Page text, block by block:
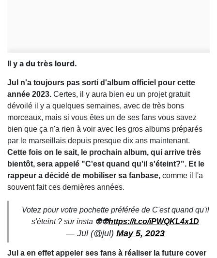
Il y a du très lourd.
Jul n'a toujours pas sorti d'album officiel pour cette
année 2023. Certes, il y aura bien eu un projet gratuit
dévoilé il y a quelques semaines, avec de très bons
morceaux, mais si vous êtes un de ses fans vous savez
bien que ça n'a rien à voir avec les gros albums préparés
par le marseillais depuis presque dix ans maintenant.
Cette fois on le sait, le prochain album, qui arrive très
bientôt, sera appelé "C'est quand qu'il s'éteint?". Et le
rappeur a décidé de mobiliser sa fanbase, comme il l'a
souvent fait ces dernières années.
Votez pour votre pochette préférée de C'est quand qu'il
s'éteint ? sur insta 👽👽https://t.co/iPWQKL4x1D
— Jul (@jul) May 5, 2023
Jul a en effet appeler ses fans à réaliser la future cover